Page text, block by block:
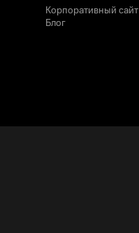
Корпоративный сайт
Блог